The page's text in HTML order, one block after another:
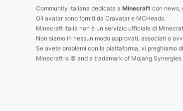
Community italiana dedicata a Minecraft con news,
Gli avatar sono forniti da Cravatar e MCHeads.
Minecraft Italia non è un servizio ufficiale di
Non siamo in nessun modo approvati, associati o
Se avete problemi con la piattaforma, vi
Minecraft is © and a trademark of Mojang